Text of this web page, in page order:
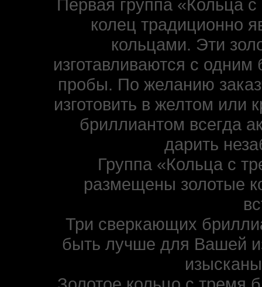
Первая группа «Кольца
колец традиционно
кольцами. Эти
изготавливаются с
пробы. По желанию
изготовить в желтом или
бриллиантом всегда
дарить
Группа «Кольца с
размещены золотые
Три сверкающих
быть лучше для Вашей